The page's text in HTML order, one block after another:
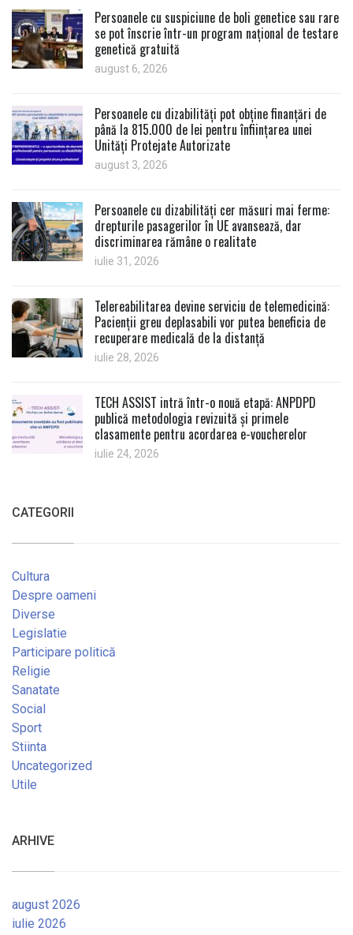
Persoanele cu suspiciune de boli genetice sau rare
se pot înscrie într-un program național de testare
genetică gratuită
august 6, 2026
Persoanele cu dizabilități pot obține finanțări de
până la 815.000 de lei pentru înființarea unei
Unități Protejate Autorizate
august 3, 2026
Persoanele cu dizabilități cer măsuri mai ferme:
drepturile pasagerilor în UE avansează, dar
discriminarea rămâne o realitate
iulie 31, 2026
Telereabilitarea devine serviciu de telemedicină:
Pacienții greu deplasabili vor putea beneficia de
recuperare medicală de la distanță
iulie 28, 2026
TECH ASSIST intră într-o nouă etapă: ANPDPD
publică metodologia revizuită și primele
clasamente pentru acordarea e-voucherelor
iulie 24, 2026
CATEGORII
Cultura
Despre oameni
Diverse
Legislatie
Participare politică
Religie
Sanatate
Social
Sport
Stiinta
Uncategorized
Utile
ARHIVE
august 2026
iulie 2026